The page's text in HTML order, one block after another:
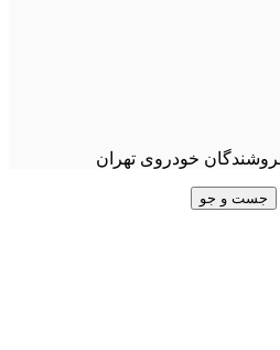
فروشندگان خودروی تهران
جست و جو